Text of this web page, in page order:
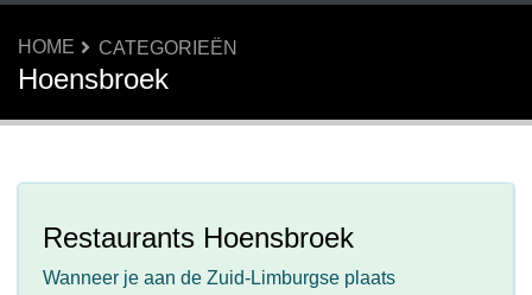
HOME CATEGORIEËN
Hoensbroek
Restaurants Hoensbroek
Wanneer je aan de Zuid-Limburgse plaats